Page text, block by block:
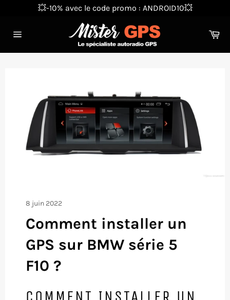
💥-10% avec le code promo : ANDROID10💥
8 juin 2022
Comment installer un
GPS sur BMW série 5
F10 ?
COMMENT INSTALLER UN